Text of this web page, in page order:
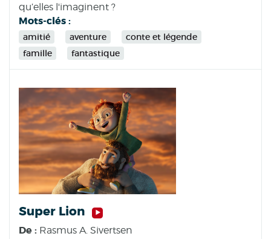
qu’elles l'imaginent ?
Mots-clés :
amitié aventure
conte et légende
famille
fantastique
Super Lion
De : Rasmus A. Sivertsen